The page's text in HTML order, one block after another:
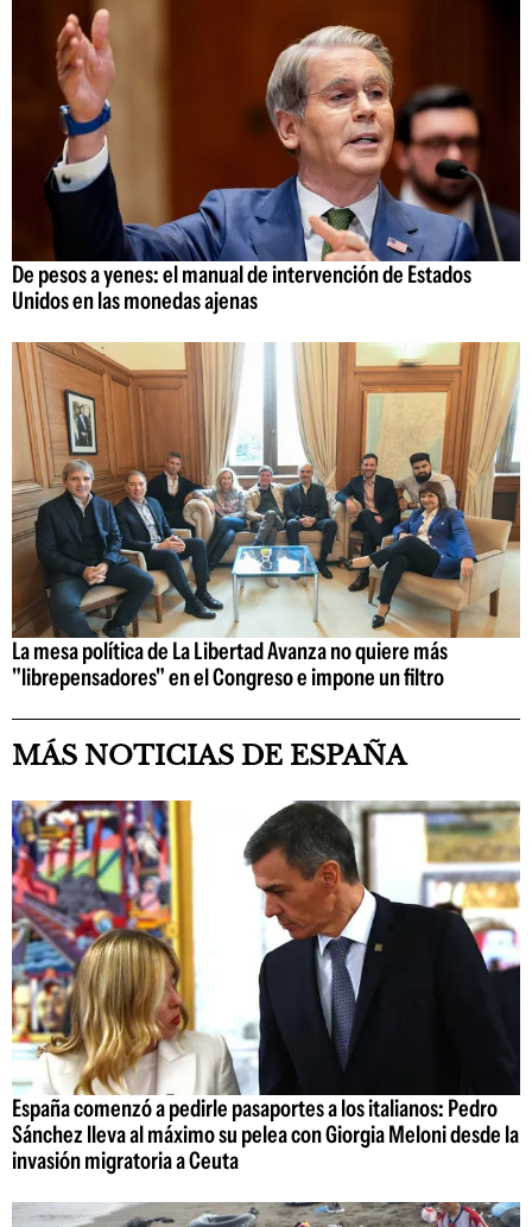
De pesos a yenes: el manual de intervención de Estados
Unidos en las monedas ajenas
La mesa política de La Libertad Avanza no quiere más
"librepensadores" en el Congreso e impone un filtro
MÁS NOTICIAS DE ESPAÑA
España comenzó a pedirle pasaportes a los italianos: Pedro
Sánchez lleva al máximo su pelea con Giorgia Meloni desde la
invasión migratoria a Ceuta